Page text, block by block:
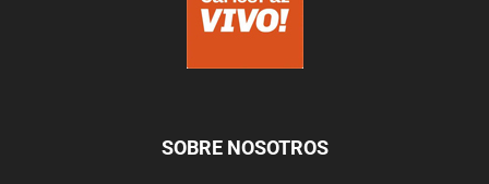
SOBRE NOSOTROS